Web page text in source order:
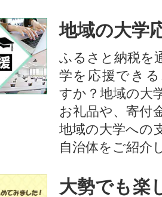
地域の大学
ふるさと納税を
学を応援でき
すか？地域の大
お礼品や、寄付
地域の大学への
自治体をご紹介
大勢でも楽